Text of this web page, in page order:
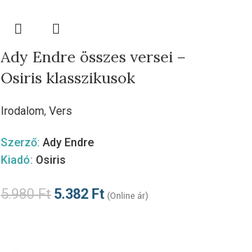
Ady Endre összes versei –
Osiris klasszikusok
Irodalom, Vers
Szerző: Ady Endre
Kiadó: Osiris
5.980Ft 5.382 Ft (Online ár)